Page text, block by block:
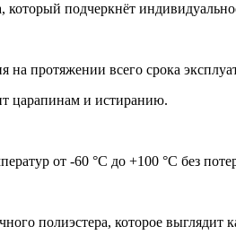
который подчеркнёт
протяжении всего срока
царапинам и истиранию.
от -60 °С до +100 °С без
полиэстера, которое выглядит